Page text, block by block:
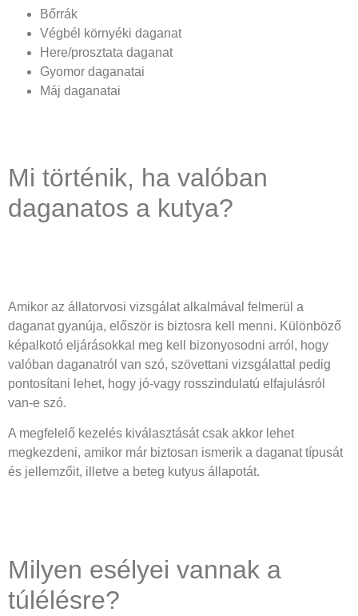
Bőrrák
Végbél környéki daganat
Here/prosztata daganat
Gyomor daganatai
Máj daganatai
Mi történik, ha valóban
daganatos a kutya?
Amikor az állatorvosi vizsgálat alkalmával felmerül a
daganat gyanúja, először is biztosra kell menni. Különböző
képalkotó eljárásokkal meg kell bizonyosodni arról, hogy
valóban daganatról van szó, szövettani vizsgálattal pedig
pontosítani lehet, hogy jó-vagy rosszindulatú elfajulásról
van-e szó.
A megfelelő kezelés kiválasztását csak akkor lehet
megkezdeni, amikor már biztosan ismerik a daganat típusát
és jellemzőit, illetve a beteg kutyus állapotát.
Milyen esélyei vannak a
túlélésre?